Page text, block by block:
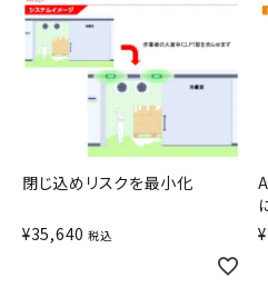
閉じ込めリスクを最小化
¥35,640 税込
¥